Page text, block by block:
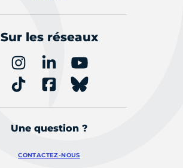
Sur les réseaux
Une question ?
CONTACTEZ-NOUS